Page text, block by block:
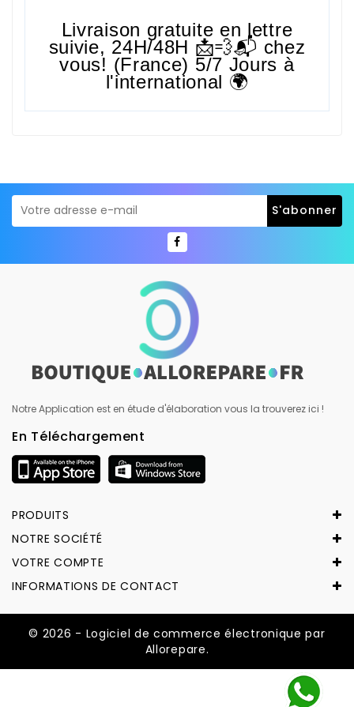
Livraison gratuite en lettre
suivie, 24H/48H 📩💨📬 chez
vous! (France) 5/7 Jours à
l'international 🌍
Notre Application est en étude d'élaboration vous la trouverez ici !
En Téléchargement
PRODUITS
NOTRE SOCIÉTÉ
VOTRE COMPTE
INFORMATIONS DE CONTACT
© 2026 - Logiciel de commerce électronique par
Allorepare.